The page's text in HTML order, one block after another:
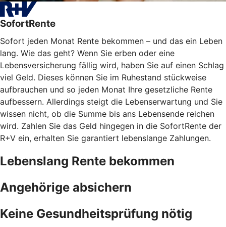
SofortRente
Sofort jeden Monat Rente bekommen – und das ein Leben
lang. Wie das geht? Wenn Sie erben oder eine
Lebensversicherung fällig wird, haben Sie auf einen Schlag
viel Geld. Dieses können Sie im Ruhestand stückweise
aufbrauchen und so jeden Monat Ihre gesetzliche Rente
aufbessern. Allerdings steigt die Lebenserwartung und Sie
wissen nicht, ob die Summe bis ans Lebensende reichen
wird. Zahlen Sie das Geld hingegen in die SofortRente der
R+V ein, erhalten Sie garantiert lebenslange Zahlungen.
Lebenslang Rente bekommen
Angehörige absichern
Keine Gesundheitsprüfung nötig